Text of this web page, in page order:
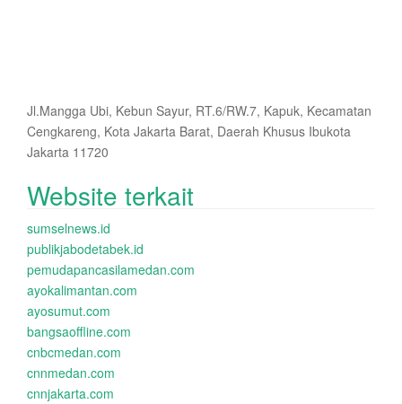
Jl.Mangga Ubi, Kebun Sayur, RT.6/RW.7, Kapuk, Kecamatan
Cengkareng, Kota Jakarta Barat, Daerah Khusus Ibukota
Jakarta 11720
Website terkait
sumselnews.id
publikjabodetabek.id
pemudapancasilamedan.com
ayokalimantan.com
ayosumut.com
bangsaoffline.com
cnbcmedan.com
cnnmedan.com
cnnjakarta.com